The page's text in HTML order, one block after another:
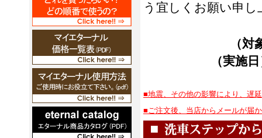
う宜しくお願い申し
（
（実施
■地震、その他の影響により、遅
■ご注文後、当店からメールが届